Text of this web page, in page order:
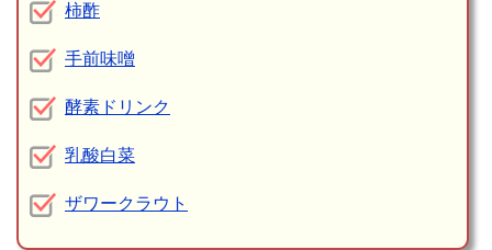
柿酢
手前味噌
酵素ドリンク
乳酸白菜
ザワークラウト